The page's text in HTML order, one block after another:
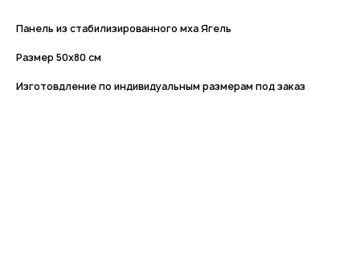
Панель из стабилизированного мха Ягель
Размер 50х80 см
Изготовдление по индивидуальным размерам под заказ